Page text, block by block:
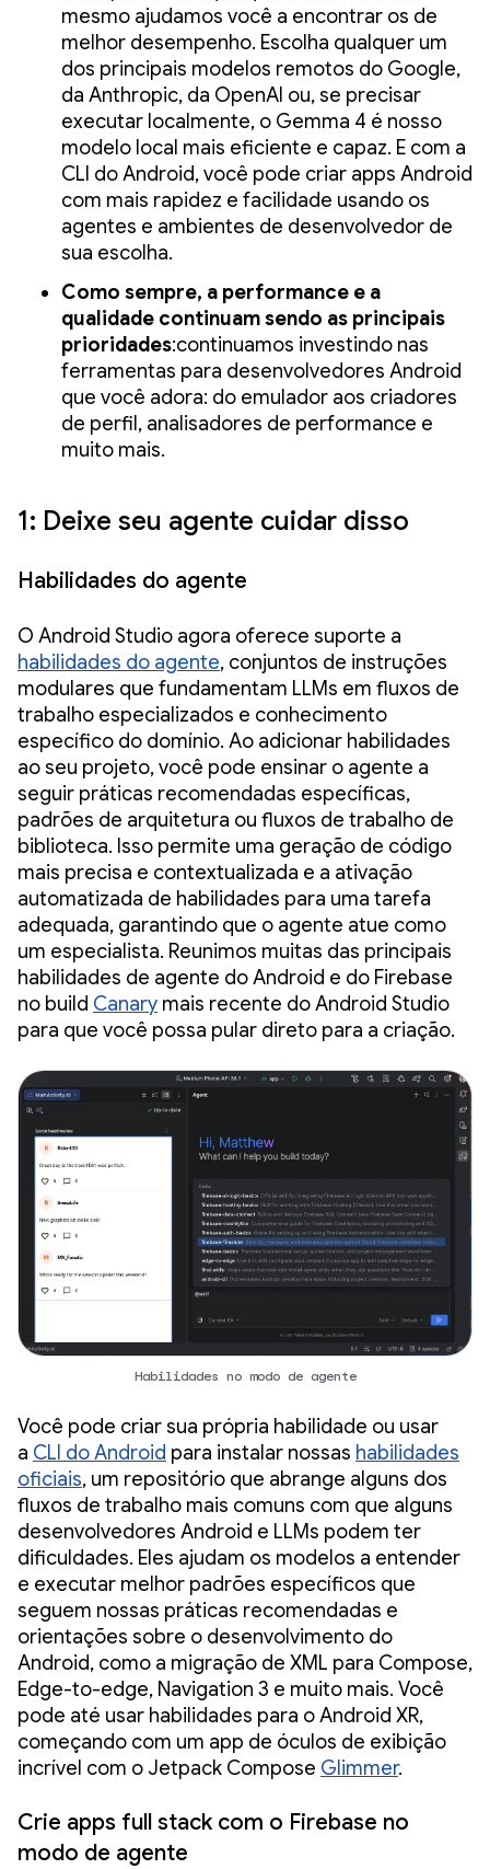
mesmo ajudamos você a encontrar os de
melhor desempenho. Escolha qualquer um
dos principais modelos remotos do Google,
da Anthropic, da OpenAI ou, se precisar
executar localmente, o Gemma 4 é nosso
modelo local mais eficiente e capaz. E com a
CLI do Android, você pode criar apps Android
com mais rapidez e facilidade usando os
agentes e ambientes de desenvolvedor de
sua escolha.
Como sempre, a performance e a
qualidade continuam sendo as principais
prioridades:continuamos investindo nas
ferramentas para desenvolvedores Android
que você adora: do emulador aos criadores
de perfil, analisadores de performance e
muito mais.
1: Deixe seu agente cuidar disso
Habilidades do agente
O Android Studio agora oferece suporte a
habilidades do agente, conjuntos de instruções
modulares que fundamentam LLMs em fluxos de
trabalho especializados e conhecimento
específico do domínio. Ao adicionar habilidades
ao seu projeto, você pode ensinar o agente a
seguir práticas recomendadas específicas,
padrões de arquitetura ou fluxos de trabalho de
biblioteca. Isso permite uma geração de código
mais precisa e contextualizada e a ativação
automatizada de habilidades para uma tarefa
adequada, garantindo que o agente atue como
um especialista. Reunimos muitas das principais
habilidades de agente do Android e do Firebase
no build Canary mais recente do Android Studio
para que você possa pular direto para a criação.
Habilidades no modo de agente
Você pode criar sua própria habilidade ou usar
a CLI do Android para instalar nossas habilidades
oficiais, um repositório que abrange alguns dos
fluxos de trabalho mais comuns com que alguns
desenvolvedores Android e LLMs podem ter
dificuldades. Eles ajudam os modelos a entender
e executar melhor padrões específicos que
seguem nossas práticas recomendadas e
orientações sobre o desenvolvimento do
Android, como a migração de XML para Compose,
Edge-to-edge, Navigation 3 e muito mais. Você
pode até usar habilidades para o Android XR,
começando com um app de óculos de exibição
incrível com o Jetpack Compose Glimmer.
Crie apps full stack com o Firebase no
modo de agente